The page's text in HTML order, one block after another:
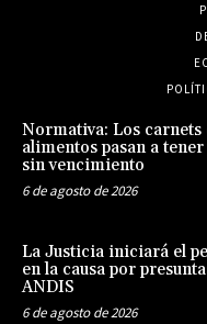
Normativa: Los
alimentos pasan a
sin vencimiento
6 de agosto de 2026
La Justicia iniciará el
en la causa por
ANDIS
6 de agosto de 2026